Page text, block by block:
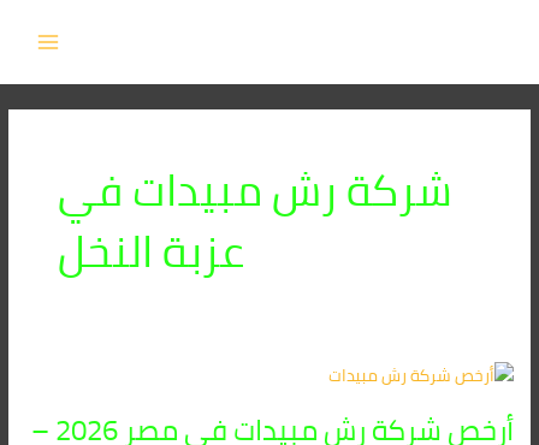
شركة رش مبيدات في
عزبة النخل
أرخص شركة رش مبيدات في مصر 2026 –
أرخص
رش